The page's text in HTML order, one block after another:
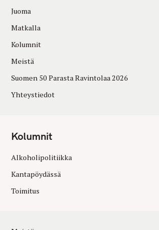
Juoma
Matkalla
Kolumnit
Meistä
Suomen 50 Parasta Ravintolaa 2026
Yhteystiedot
Kolumnit
Alkoholipolitiikka
Kantapöydässä
Toimitus